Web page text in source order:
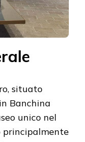
situato
Banchina
unico nel
principalmente